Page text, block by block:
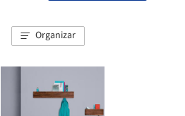
Organizar